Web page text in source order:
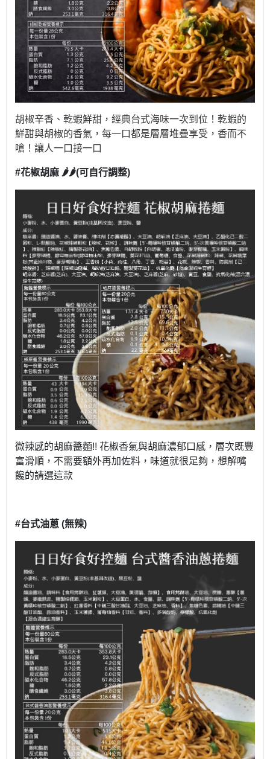
胡椒辛香、乾蝦鮮甜，經典台式海味一次到位！乾蝦的
鮮甜與胡椒的香氣，每一口都是層層堆疊享受，香而不
嗆！讓人一口接一口
#花椒胡麻 🌶️🌶️(可自行調整)
微辣感的胡麻醬麵!! 花椒香氣與胡麻濃郁口感，層次既豐
富滑順，不需要額外再加佐料，味道就很足夠，想解嘴
饞的請選這款
#台式油蔥 (無辣)